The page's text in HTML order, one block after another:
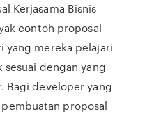
Kerjasama Bisnis
contoh proposal
yang mereka pelajari
dengan yang
Bagi developer yang
proposal